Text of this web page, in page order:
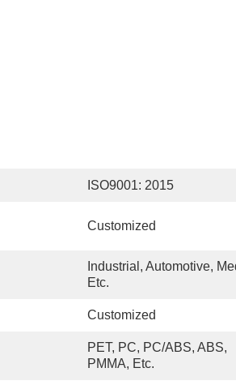
ISO9001: 2015
Customized
Industrial, Automotive,
Etc.
Customized
PET, PC, PC/ABS, ABS,
PMMA, Etc.